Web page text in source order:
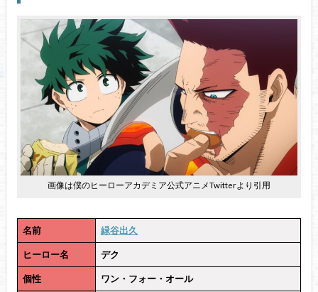
画像は僕のヒーローアカデミア公式アニメTwitterより引用
名前 緑谷出久
ヒーロー名 デク
個性 ワン・フォー・オール